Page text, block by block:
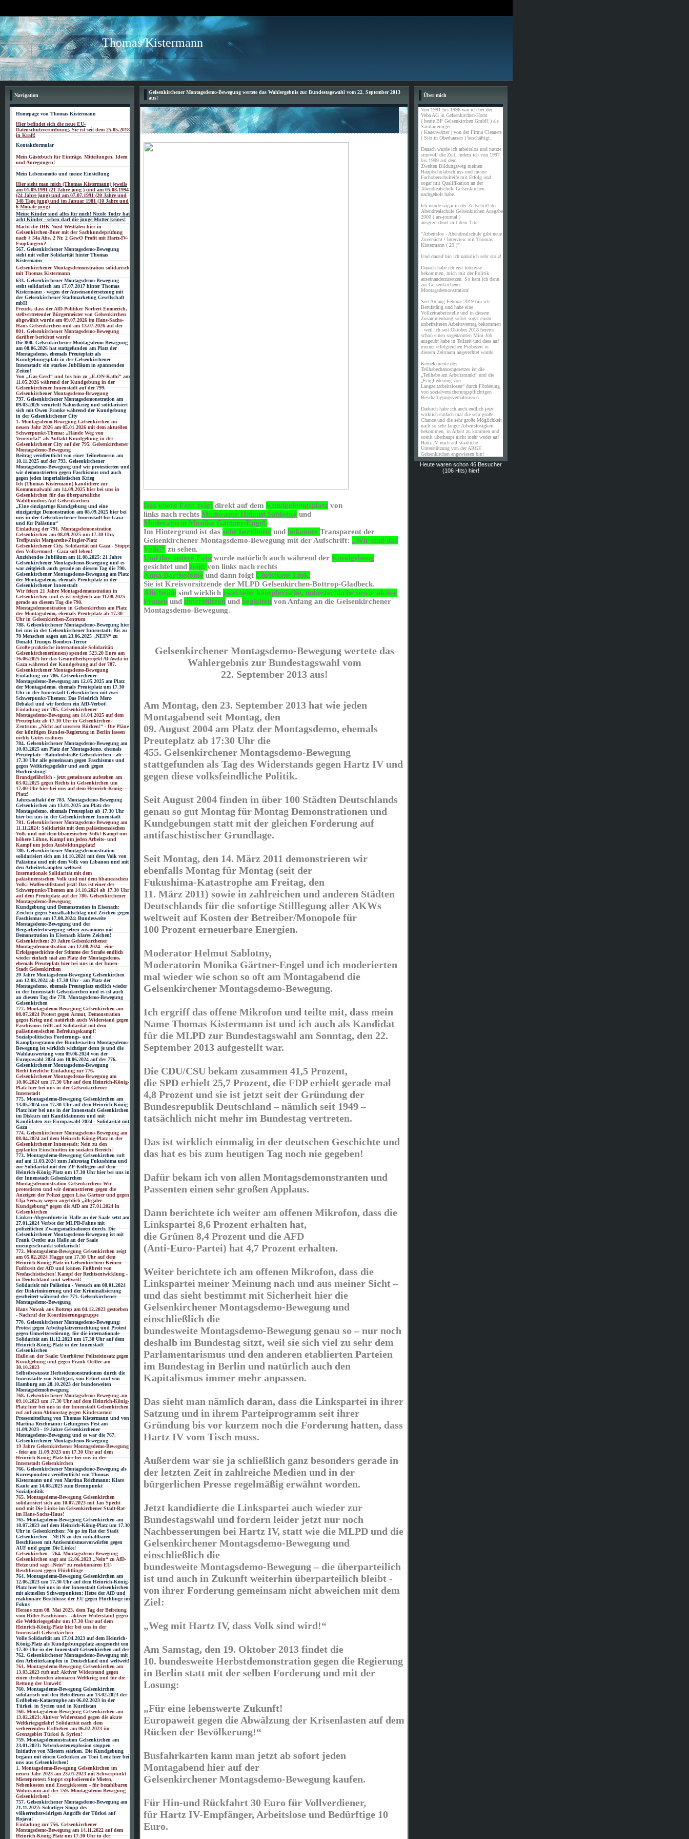
Thomas Kistermann
Navigation
Homepage von Thomas Kistermann
Hier befindet sich die neue EU-
Datenschutzverordnung. Sie ist seit dem 25.05.2018
in Kraft!
Kontaktformular
Mein Gästebuch für Einträge, Mitteilungen, Ideen
und Anregungen!
Mein Lebensmotto und meine Einstellung
Hier sieht man mich (Thomas Kistermann) jeweils
am 01.09.1991 (21 Jahre jung ) und am 05.08.1994
(24 Jahre jung) und am 07.07.1991 (20 Jahre und
348 Tage jung) und im Januar 1981 (10 Jahre und
6 Monate jung)
Meine Kinder sind alles für mich! Nicole Todzy hat
acht Kinder - sehen darf die junge Mutter keines!
Macht die IHK Nord Westfalen hier in
Gelsenkirchen-Buer mit der Sachkundeprüfung
nach § 34a Abs. 2 Nr. 2 GewO Profit mit Hartz-IV-
Empfängern?
567. Gelsenkirchener Montagsdemo-Bewegung
steht mit voller Solidarität hinter Thomas
Kistermann
Gelsenkirchener Montagsdemonstration solidarisch
mit Thomas Kistermann
633. Gelsenkirchener Montagsdemo-Bewegung
steht solidarisch am 17.07.2017 hinter Thomas
Kistermann - wegen der Auseinandersetzung mit
der Gelsenkirchener Stadtmarketing Gesellschaft
mbH
Freude, dass der AfD-Politiker Norbert Emmerich,
stellvertretender Bürgermeister von Gelsenkirchen
abgewählt wurde am 09.07.2026 im Hans-Sachs-
Haus Gelsenkirchen und am 13.07.2026 auf der
801. Gelsenkirchener Montagsdemo-Bewegung
darüber berichtet wurde
Die 800. Gelsenkirchener Montagsdemo-Bewegung
am 08.06.2026 hat stattgefunden am Platz der
Montagsdemo, ehemals Preuteplatz als
Kundgebungsplatz in der Gelsenkirchener
Innenstadt: ein starkes Jubiläum in spannenden
Zeiten!
Von „Gas-Gerd“ und bis hin zu „E.ON-Kathi“ am
11.05.2026 während der Kundgebung in der
Gelsenkirchener Innenstadt auf der 799.
Gelsenkirchener Montagsdemo-Bewegung
797. Gelsenkirchener Montagsdemonstration am
09.03.2026 verurteilt Nahostkrieg und solidarisiert
sich mit Owen Franke während der Kundgebung
in der Gelsenkirchener City
1. Montagsdemo-Bewegung Gelsenkirchen im
neuen Jahr 2026 am 05.01.2026 mit dem aktuellen
Schwerpunkt-Thema: „Hände Weg von
Venezuela!“ als Auftakt-Kundgebung in der
Gelsenkirchener City auf der 795. Gelsenkirchener
Montagsdemo-Bewegung
Beitrag veröffentlicht von einer Teilnehmerin am
10.11.2025 auf der 793. Gelsenkirchener
Montagsdemo-Bewegung und wir protestierten und
wir demonstrierten gegen Faschismus und auch
gegen jeden imperialistischen Krieg
Ich (Thomas Kistermann) kandidiere zur
Kommunalwahl am 14.09.2025 hier bei uns in
Gelsenkirchen für das überparteiliche
Wahlbündnis Auf Gelsenkirchen
„Eine einzigartige Kundgebung und eine
einzigartige Demonstration am 08.09.2025 hier bei
uns in der Gelsenkirchener Innenstadt für Gaza
und für Palästina“
Einladung der 791. Montagsdemonstration
Gelsenkirchen am 08.09.2025 um 17.30 Uhr,
Treffpunkt Margarethe-Zingler-Platz
Gelsenkirchener City, Solidarität mit Gaza - Stoppt
den Völkermord - Gaza soll leben!
Anziehendes Jubiläum am 11.08.2025: 21 Jahre
Gelsenkirchener Montagsdemo-Bewegung und es
war zeitgleich auch gerade an diesem Tag die 790.
Gelsenkirchener Montagsdemo-Bewegung am Platz
der Montagsdemo, ehemals Preuteplatz in der
Gelsenkirchener Innenstadt
Wir feiern 21 Jahre Montagsdemonstration in
Gelsenkirchen und es ist zeitgleich am 11.08.2025
gerade an diesem Tag die 790.
Montagsdemonstration in Gelsenkirchen am Platz
der Montagsdemo, ehemals Preuteplatz ab 17.30
Uhr in Gelsenkirchen-Zentrum
788. Gelsenkirchener Montagsdemo-Bewegung hier
bei uns in der Gelsenkirchener Innenstadt: Bis zu
70 Menschen sagen am 23.06.2025 „NEIN“ zu
Donald Trumps Bomben-Terror
Große praktische internationale Solidarität:
Gelsenkirchener(innen) spenden 523,20 Euro am
16.06.2025 für das Gesundheitsprojekt Al-Awda in
Gaza während der Kundgebung auf der 787.
Gelsenkirchener Montagsdemo-Bewegung
Einladung zur 786. Gelsenkirchener
Montagsdemo-Bewegung am 12.05.2025 am Platz
der Montagsdemo, ehemals Preuteplatz um 17.30
Uhr in der Innenstadt Gelsenkirchen mit zwei
Schwerpunkt-Themen: Das Friedrich Merz-
Debakel und wir fordern ein AfD-Verbot!
Einladung zur 785. Gelsenkirchener
Montagsdemo-Bewegung am 14.04.2025 auf dem
Preuteplatz ab 17.30 Uhr in Gelsenkirchen-
Zentrum: „Nicht auf unseren Rücken!“ - Die Pläne
der künftigen Bundes-Regierung in Berlin lassen
nichts Gutes erahnen
784. Gelsenkirchener Montagsdemo-Bewegung am
10.03.2025 am Platz der Montagsdemo, ehemals
Preuteplatz - Bahnhofstraße Gelsenkirchen - ab
17.30 Uhr alle gemeinsam gegen Faschismus und
gegen Weltkriegsgefahr und auch gegen
Hochrüstung!
Brandgefährlich - jetzt gemeinsam aufstehen am
03.02.2025 gegen Rechts in Gelsenkirchen um
17.00 Uhr hier bei uns auf dem Heinrich-König-
Platz!
Jahresauftakt der 783. Montagsdemo-Bewegung
Gelsenkirchen am 13.01.2025 am Platz der
Montagsdemo, ehemals Preuteplatz ab 17.30 Uhr
hier bei uns in der Gelsenkirchener Innenstadt
781. Gelsenkirchener Montagsdemo-Bewegung am
11.11.2024: Solidarität mit dem palästinensischen
Volk und mit dem libanesischen Volk! Kampf um
höhere Löhne, Kampf um jeden Arbeits- und
Kampf um jeden Ausbildungsplatz!
780. Gelsenkirchener Montagsdemonstration
solidarisiert sich am 14.10.2024 mit dem Volk von
Palästina und mit dem Volk von Libanon und mit
den Arbeiterkämpfen weltweit
Internationale Solidarität mit dem
palästinensischen Volk und mit dem libanesischen
Volk! Waffenstillstand jetzt! Das ist einer der
Schwerpunkt-Themen am 14.10.2024 ab 17.30 Uhr
auf dem Preuteplatz auf der 780. Gelsenkirchener
Montagsdemo-Bewegung
Kundgebung und Demonstration in Eisenach:
Zeichen gegen Sozialkahlschlag und Zeichen gegen
Faschismus am 17.08.2024: Bundesweite
Montagsdemo-Bewegung und der
Bergarbeiterbewegung setzen zusammen mit
Demonstration in Eisenach klares Zeichen!
Gelsenkirchen: 20 Jahre Gelsenkirchener
Montagsdemonstration am 12.08.2024 - eine
Erfolgsgeschichte der Stimme der Straße endlich
wieder einfach mal am Platz der Montagsdemo,
ehemals Preuteplatz hier bei uns in der Innen-
Stadt Gelsenkirchen
20 Jahre Montagsdemo-Bewegung Gelsenkirchen
am 12.08.2024 ab 17.30 Uhr - am Platz der
Montagsdemo, ehemals Preuteplatz endlich wieder
in der Innenstadt Gelsenkirchen und es ist auch
an diesem Tag die 778. Montagsdemo-Bewegung
Gelsenkirchen
777. Montagsdemo-Bewegung Gelsenkirchen am
08.07.2024 Protest gegen Armut, Demonstration
gegen Krieg und natürlich auch Widerstand gegen
Faschismus trifft auf Solidarität mit dem
palästinensischen Befreiungskampf!
Sozialpolitisches Forderungs- und
Kampfprogramm der Bundesweiten Montagsdemo-
Bewegung ist wirklich wichtiger denn je und die
Wahlauswertung vom 09.06.2024 von der
Europawahl 2024 am 10.06.2024 auf der 776.
Gelsenkirchener Montagsdemo-Bewegung
Recht herzliche Einladung zur 776.
Gelsenkirchener Montagsdemo-Bewegung am
10.06.2024 um 17.30 Uhr auf dem Heinrich-König-
Platz hier bei uns in der Gelsenkirchener
Innenstadt
775. Montagsdemo-Bewegung Gelsenkirchen am
13.05.2024 um 17.30 Uhr auf dem Heinrich-König-
Platz hier bei uns in der Innenstadt Gelsenkirchen
im Diskurs mit Kandidatinnen und mit
Kandidaten zur Europawahl 2024 - Solidarität mit
Gaza
774. Gelsenkirchener Montagsdemo-Bewegung am
08.04.2024 auf dem Heinrich-König-Platz in der
Gelsenkirchener Innenstadt: Nein zu den
geplanten Einschnitten im sozialen Bereich!
773. Montagsdemo-Bewegung Gelsenkirchen ruft
auf am 11.03.2024 zum Jahrestag Fukushima und
zur Solidarität mit den ZF-Kollegen auf dem
Heinrich-König-Platz um 17.30 Uhr hier bei uns in
der Innenstadt Gelsenkirchen
Montagsdemonstration Gelsenkirchen: Wir
protestieren und wir demonstrieren gegen die
Anzeigen der Polizei gegen Lisa Gärtner und gegen
Ulja Serway wegen angeblich „illegaler
Kundgebung“ gegen die AfD am 27.01.2024 in
Gelsenkirchen
Linken-Abgeordnete in Halle an der Saale setzt am
27.01.2024 Verbot der MLPD-Fahne mit
polizeilichen Zwangsmaßnahmen durch. Die
Gelsenkirchener Montagsdemo-Bewegung ist mit
Frank Oettler aus Halle an der Saale
uneingeschränkt solidarisch!
772. Montagsdemo-Bewegung Gelsenkirchen zeigt
am 05.02.2024 Flagge um 17.30 Uhr auf dem
Heinrich-König-Platz in Gelsenkirchen: Keinen
Fußbreit der AfD und keinen Fußbreit von
Neofaschistischen! Kampf der Rechtsentwicklung -
in Deutschland und weltweit!
Solidarität mit Palästina - Versuch am 08.01.2024
der Diskriminierung und der Kriminalisierung
gescheitert während der 771. Gelsenkirchener
Montagsdemo-Bewegung
Hans Nowak aus Bottrop am 04.12.2023 gestorben
- Nachruf der Koordinierungsgruppe
770. Gelsenkirchener Montagsdemo-Bewegung:
Protest gegen Arbeitsplatzvernichtung und Protest
gegen Umweltzerstörung, für die internationale
Solidarität am 11.12.2023 um 17.30 Uhr auf dem
Heinrich-König-Platz in der Innenstadt
Gelsenkirchen
Halle an der Saale: Unerhörter Polizeieinsatz gegen
Kundgebung und gegen Frank Oettler am
30.10.2023
Selbstbewusste Herbstdemonstrationen durch die
Innenstädte von Stuttgart, von Erfurt und von
Hamburg am 28.10.2023 der bundesweiten
Montagsdemobewegung
768. Gelsenkirchener Montagsdemo-Bewegung am
09.10.2023 um 17.30 Uhr auf dem Heinrich-König-
Platz hier bei uns in der Innenstadt Gelsenkirchen
ruf auf zum Aktionstag gegen Kinderarmut
Pressemitteilung von Thomas Kistermann und von
Martina Reichmann: Gelungenes Fest am
11.09.2023 - 19 Jahre Gelsenkirchener
Montagsdemo-Bewegung und es war die 767.
Gelsenkirchener Montagsdemo-Bewegung
19 Jahre Gelsenkirchener Montagsdemo-Bewegung
- feier am 11.09.2023 um 17.30 Uhr auf dem
Heinrich-König-Platz hier bei uns in der
Innenstadt Gelsenkirchen
766. Gelsenkirchener Montagsdemo-Bewegung als
Korrespondenz veröffentlicht von Thomas
Kistermann und von Martina Reichmann: Klare
Kante am 14.08.2023 zum Brennpunkt
Sozialpolitik
765. Montagsdemo-Bewegung Gelsenkirchen
solidarisiert sich am 10.07.2023 mit Jan Specht
und mit Die Linke im Gelsenkirchener Stadt-Rat
im Hans-Sachs-Haus!
765. Montagsdemo-Bewegung Gelsenkirchen am
10.07.2023 auf dem Heinrich-König-Platz um 17.30
Uhr in Gelsenkirchen: No go im Rat der Stadt
Gelsenkirchen - NEIN zu den unhaltbaren
Beschlüssen mit Antisemitismusvorwürfen gegen
AUF und gegen Die Linke!
Gelsenkirchen - 764. Montagsdemo-Bewegung
Gelsenkirchen sagt am 12.06.2023 „Nein“ zu AfD-
Hetze und sagt „Nein“ zu reaktionären EU-
Beschlüssen gegen Flüchtlinge
764. Montagsdemo-Bewegung Gelsenkirchen am
12.06.2023 um 17.30 Uhr auf dem Heinrich-König-
Platz hier bei uns in der Innenstadt Gelsenkirchen
mit aktuellen Schwerpunkten: Hetze der AfD und
reaktionäre Beschlüsse der EU gegen Flüchlinge im
Fokus
Heraus zum 08. Mai 2023, dem Tag der Befreiung
vom Hitler-Faschismus - aktiver Widerstand gegen
die Weltkriegsgefahr um 17.30 Unr auf dem
Heinrich-König-Platz hier bei uns in der
Innenstadt Gelsenkirchen
Volle Solidarität am 17.04.2023 auf dem Heinrich-
König-Platz als Kundgebungsplatz ausgesucht um
17.30 Uhr in der Innenstadt Gelsenkirchen auf der
762. Gelsenkirchener Montagsdemo-Bewegung mit
den Arbeiterkämpfen in Deutschland und weltweit!
761. Montagsdemo-Bewegung Gelsenkirchen am
13.03.2023 ruft auf: Aktiver Widerstand gegen
einen drohenden atomaren Weltkrieg und für die
Rettung der Umwelt!
760. Montagsdemo-Bewegung Gelsenkirchen
solidarisch mit den Betroffenen am 13.02.2023 der
Erdbeben-Katastrophe am 06.02.2023 in der
Türkei, in Syrien und in Kurdistan
760. Montagsdemo-Bewegung Gelsenkirchen am
13.02.2023: Aktiver Widerstand gegen die akute
Weltkriegsgefahr! Solidarität nach dem
verheerenden Erdbeben am 06.02.2023 im
Grenzgebiet Türkei & Syrien!
759. Montagsdemonstration Gelsenkirchen am
23.01.2023: Nebenkostenexplosion stoppen -
Initiative von Mietern stärken. Die Kundgebung
begann mit einem Gedenken an Toni Lenz hier bei
uns aus Gelsenkirchen!
1. Montagsdemo-Bewegung Gelsenkirchen im
neuen Jahr 2023 am 23.01.2023 mit Schwerpunkt
Mieterprotest: Stoppt explodierende Mieten,
Nebenkosten und Energiekosten - für bezahlbaren
Wohnraum auf der 759. Montagsdemo-Bewegung
Gelsenkirchen!
757. Gelsenkirchener Montagsdemo-Bewegung am
21.11.2022: Sofortiger Stopp des
völkerrechtswidrigen Angriffs der Türkei auf
Rojava!
Einladung zur 756. Gelsenkirchener
Montagsdemo-Bewegung am 14.11.2022 auf dem
Heinrich-König-Platz um 17.30 Uhr in der
Gelsenkirchener Montagsdemo-Bewegung wertete das Wahlergebnis zur Bundestagswahl vom 22. September 2013
aus!
Das obere Foto zeigt direkt auf dem Kundgebungsplatz von
links nach rechts Moderator Helmut Sablotny und
Moderatorin Monika Gärtner-Engel.
Im Hintergrund ist das sehr berühmte und bekannte Transparent der
Gelsenkirchener Montagsdemo-Bewegung mit der Aufschrift: „Wir sind das
Volk!“ zu sehen.
Und das untere Foto wurde natürlich auch während der Kundgebung
gesichtet und zeigt von links nach rechts
Anna Bartholome und dann folgt Christiane Link.
Sie ist Kreisvorsitzende der MLPD Gelsenkirchen-Bottrop-Gladbeck.
Alle beide sind wirklich zwei sehr kämpferische, unbestechliche sowie aktive
Frauen und unterstützen und begleiten von Anfang an die Gelsenkirchener
Montagsdemo-Bewegung.
Gelsenkirchener Montagsdemo-Bewegung wertete das
Wahlergebnis zur Bundestagswahl vom
22. September 2013 aus!
Am Montag, den 23. September 2013 hat wie jeden
Montagabend seit Montag, den
09. August 2004 am Platz der Montagsdemo, ehemals
Preuteplatz ab 17:30 Uhr die
455. Gelsenkirchener Montagsdemo-Bewegung
stattgefunden als Tag des Widerstands gegen Hartz IV und
gegen diese volksfeindliche Politik.
Seit August 2004 finden in über 100 Städten Deutschlands
genau so gut Montag für Montag Demonstrationen und
Kundgebungen statt mit der gleichen Forderung auf
antifaschistischer Grundlage.
Seit Montag, den 14. März 2011 demonstrieren wir
ebenfalls Montag für Montag (seit der
Fukushima-Katastrophe am Freitag, den
11. März 2011) sowie in zahlreichen und anderen Städten
Deutschlands für die sofortige Stilllegung aller AKWs
weltweit auf Kosten der Betreiber/Monopole für
100 Prozent erneuerbare Energien.
Moderator Helmut Sablotny,
Moderatorin Monika Gärtner-Engel und ich moderierten
mal wieder wie schon so oft am Montagabend die
Gelsenkirchener Montagsdemo-Bewegung.
Ich ergriff das offene Mikrofon und teilte mit, dass mein
Name Thomas Kistermann ist und ich auch als Kandidat
für die MLPD zur Bundestagswahl am Sonntag, den 22.
September 2013 aufgestellt war.
Die CDU/CSU bekam zusammen 41,5 Prozent,
die SPD erhielt 25,7 Prozent, die FDP erhielt gerade mal
4,8 Prozent und sie ist jetzt seit der Gründung der
Bundesrepublik Deutschland – nämlich seit 1949 –
tatsächlich nicht mehr im Bundestag vertreten.
Das ist wirklich einmalig in der deutschen Geschichte und
das hat es bis zum heutigen Tag noch nie gegeben!
Dafür bekam ich von allen Montagsdemonstranten und
Passenten einen sehr großen Applaus.
Dann berichtete ich weiter am offenen Mikrofon, dass die
Linkspartei 8,6 Prozent erhalten hat,
die Grünen 8,4 Prozent und die AFD
(Anti-Euro-Partei) hat 4,7 Prozent erhalten.
Weiter berichtete ich am offenen Mikrofon, dass die
Linkspartei meiner Meinung nach und aus meiner Sicht –
und das sieht bestimmt mit Sicherheit hier die
Gelsenkirchener Montagsdemo-Bewegung und
einschließlich die
bundesweite Montagsdemo-Bewegung genau so – nur noch
deshalb im Bundestag sitzt, weil sie sich viel zu sehr dem
Parlamentarismus und den anderen etablierten Parteien
im Bundestag in Berlin und natürlich auch den
Kapitalismus immer mehr anpassen.
Das sieht man nämlich daran, dass die Linkspartei in ihrer
Satzung und in ihrem Parteiprogramm seit ihrer
Gründung bis vor kurzem noch die Forderung hatten, dass
Hartz IV vom Tisch muss.
Außerdem war sie ja schließlich ganz besonders gerade in
der letzten Zeit in zahlreiche Medien und in der
bürgerlichen Presse regelmäßig erwähnt worden.
Jetzt kandidierte die Linkspartei auch wieder zur
Bundestagswahl und fordern leider jetzt nur noch
Nachbesserungen bei Hartz IV, statt wie die MLPD und die
Gelsenkirchener Montagsdemo-Bewegung und
einschließlich die
bundesweite Montagsdemo-Bewegung – die überparteilich
ist und auch in Zukunft weiterhin überparteilich bleibt -
von ihrer Forderung gemeinsam nicht abweichen mit dem
Ziel:
„Weg mit Hartz IV, dass Volk sind wird!“
Am Samstag, den 19. Oktober 2013 findet die
10. bundesweite Herbstdemonstration gegen die Regierung
in Berlin statt mit der selben Forderung und mit der
Losung:
„Für eine lebenswerte Zukunft!
Europaweit gegen die Abwälzung der Krisenlasten auf dem
Rücken der Bevölkerung!“
Busfahrkarten kann man jetzt ab sofort jeden
Montagabend hier auf der
Gelsenkirchener Montagsdemo-Bewegung kaufen.
Für Hin-und Rückfahrt 30 Euro für Vollverdiener,
für Hartz IV-Empfänger, Arbeitslose und Bedürftige 10
Euro.
Über mich
Von 1991 bis 1996 war ich bei der
Veba AG in Gelsenkirchen-Horst
( heute BP Gelsenkirchen GmbH ) als
Sanitärreiniger
( Kauenwärter ) von der Firma Cleaners
( Sitz in Oberhausen ) beschäftigt.
Danach wurde ich arbeitslos und nutzte
sinnvoll die Zeit, indem ich von 1997
bis 1999 auf dem
Zweiten Bildungsweg meinen
Hauptschulabschluss und meine
Fachoberschulreife mit Erfolg und
sogar mit Qualifikation an der
Abendrealschule Gelsenkirchen
nachgeholt habe.
Ich wurde sogar in der Zeitschrift der
Abendrealschule Gelsenkirchen Ausgabe
2000 ( ars-journal )
ausgezeichnet mit dem Titel:
"Arbeitslos - Abendrealschule gibt neue
Zuversicht ! Interview mit Thomas
Kistermann ( 29 )"
Und darauf bin ich natürlich sehr stolz!
Danach habe ich erst Interesse
bekommen, mich mit der Politik
auseinanderzusetzen. So kam ich dann
zur Gelsenkirchener
Montagsdemonstration!
Seit Anfang Februar 2019 bin ich
Berufstätig und habe eine
Vollzeitarbeitstelle und in diesem
Zusammenhang sofort sogar einen
unbefrsiteten Arbeitsvertrag bekommen
- weil ich seit Oktober 2018 bereits
schon einen sogenannten Mini-Job
ausgeübt habe in Teilzeit und dass auf
meiner erfolgreichen Probezeit in
diesem Zeitraum angerechtet wurde.
Kernelemente des
Teilhabechancengesetzes ist die
„Teilhabe am Arbeitsmarkt“ und die
„Eingliederung von
Langzeitarbeitslosen“ durch Förderung
von sozialversicherungspflichtigen
Beschäftigungsverhältnissen.
Dadurch habe ich auch endlich jetzt
wirklich einfach mal die sehr große
Chance und die sehr große Möglichkeit
nach so sehr langer Arbeitslosigkeit
bekommen, in Arbeit zu kommen und
somit überhaupt nicht mehr weder auf
Hartz IV noch auf staatliche
Unterstützung von der ARGE
Gelsenkirchen angewiesen bin!
Heute waren schon 46 Besucher
(106 Hits) hier!